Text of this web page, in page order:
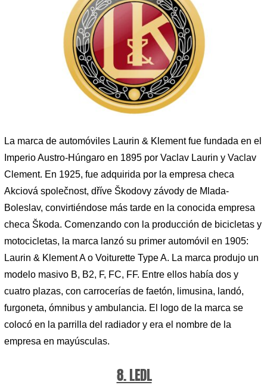
La marca de automóviles Laurin & Klement fue fundada en el
Imperio Austro-Húngaro en 1895 por Vaclav Laurin y Vaclav
Clement. En 1925, fue adquirida por la empresa checa
Akciová společnost, dříve Škodovy závody de Mlada-
Boleslav, convirtiéndose más tarde en la conocida empresa
checa Škoda. Comenzando con la producción de bicicletas y
motocicletas, la marca lanzó su primer automóvil en 1905:
Laurin & Klement A o Voiturette Type A. La marca produjo un
modelo masivo B, B2, F, FC, FF. Entre ellos había dos y
cuatro plazas, con carrocerías de faetón, limusina, landó,
furgoneta, ómnibus y ambulancia. El logo de la marca se
colocó en la parrilla del radiador y era el nombre de la
empresa en mayúsculas.
8. LEDL